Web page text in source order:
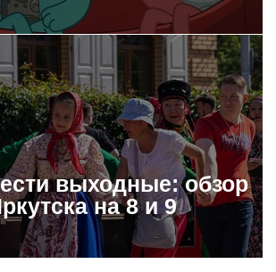
выходные: обзор
на 8 и 9